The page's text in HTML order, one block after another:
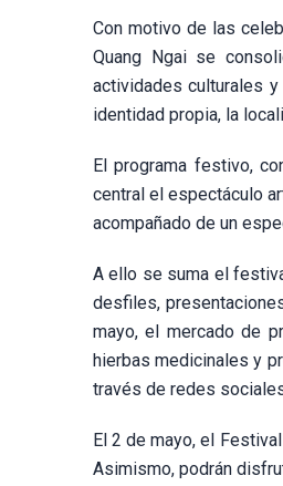
Con motivo de las
Quang Ngai se
actividades culturales
identidad propia, la
El programa festivo,
central el espectáculo
acompañado de un
A ello se suma el
desfiles,
mayo, el mercado de
hierbas medicinales y
través de redes
El 2 de mayo, el
Asimismo, podrán